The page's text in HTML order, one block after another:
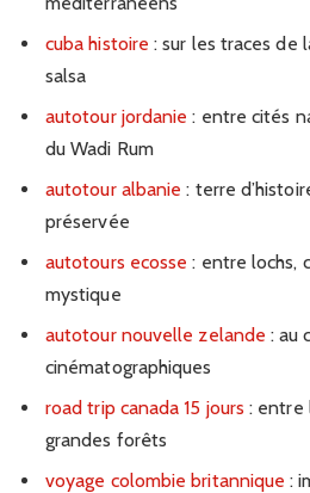
cuba histoire : sur les traces de
salsa
autotour jordanie : entre cités
du Wadi Rum
autotour albanie : terre
préservée
autotours ecosse : entre lochs,
mystique
autotour nouvelle zelande : au
cinématographiques
road trip canada 15 jours : entre
grandes forêts
voyage colombie britannique :